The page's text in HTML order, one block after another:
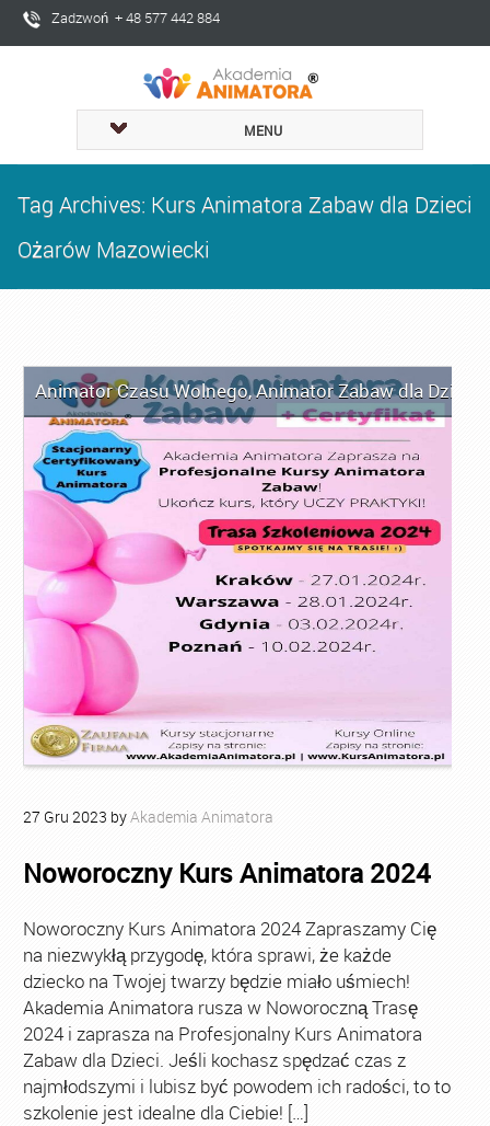
Zadzwoń + 48 577 442 884
MENU
Tag Archives: Kurs Animatora Zabaw dla Dzieci
Ożarów Mazowiecki
Animator Czasu Wolnego,Animator Zabaw dla Dzieci
27 Gru 2023 byAkademia Animatora
Noworoczny Kurs Animatora 2024
Noworoczny Kurs Animatora 2024 Zapraszamy Cię
na niezwykłą przygodę, która sprawi, że każde
dziecko na Twojej twarzy będzie miało uśmiech!
Akademia Animatora rusza w Noworoczną Trasę
2024 i zaprasza na Profesjonalny Kurs Animatora
Zabaw dla Dzieci. Jeśli kochasz spędzać czas z
najmłodszymi i lubisz być powodem ich radości, to to
szkolenie jest idealne dla Ciebie! […]